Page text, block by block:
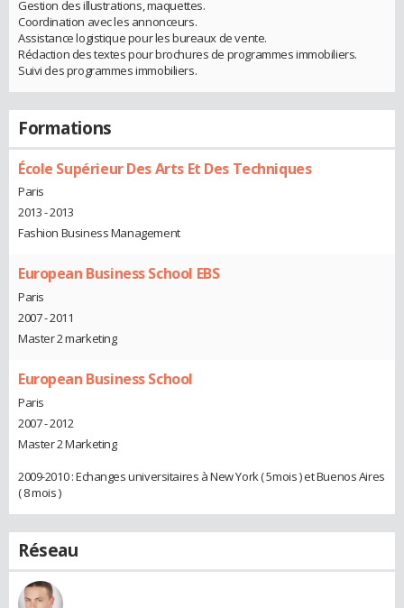
Gestion des illustrations, maquettes.
Coordination avec les annonceurs.
Assistance logistique pour les bureaux de vente.
Rédaction des textes pour brochures de programmes immobiliers.
Suivi des programmes immobiliers.
Formations
École Supérieur Des Arts Et Des Techniques
Paris
2013 - 2013
Fashion Business Management
European Business School EBS
Paris
2007 - 2011
Master 2 marketing
European Business School
Paris
2007 - 2012
Master 2 Marketing
2009-2010 : Echanges universitaires à New York ( 5mois ) et Buenos Aires
( 8 mois )
Réseau